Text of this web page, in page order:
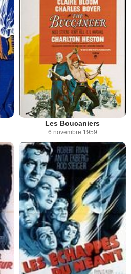
Les Boucaniers
6 novembre 1959